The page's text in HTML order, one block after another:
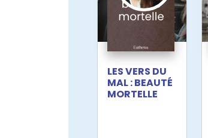
LES VERS DU
MAL : BEAUTÉ
MORTELLE